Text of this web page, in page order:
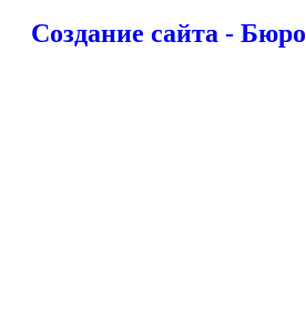
Создание сайта - Бюро